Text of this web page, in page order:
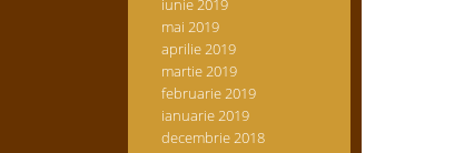
iunie 2019
mai 2019
aprilie 2019
martie 2019
februarie 2019
ianuarie 2019
decembrie 2018